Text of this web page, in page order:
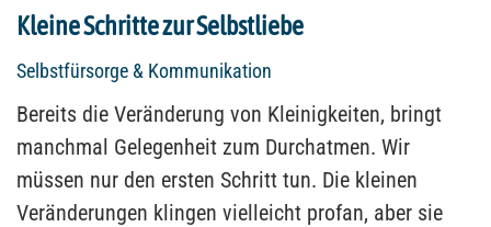
Kleine Schritte zur Selbstliebe
Selbstfürsorge & Kommunikation
Bereits die Veränderung von Kleinigkeiten, bringt
manchmal Gelegenheit zum Durchatmen. Wir
müssen nur den ersten Schritt tun. Die kleinen
Veränderungen klingen vielleicht profan, aber sie